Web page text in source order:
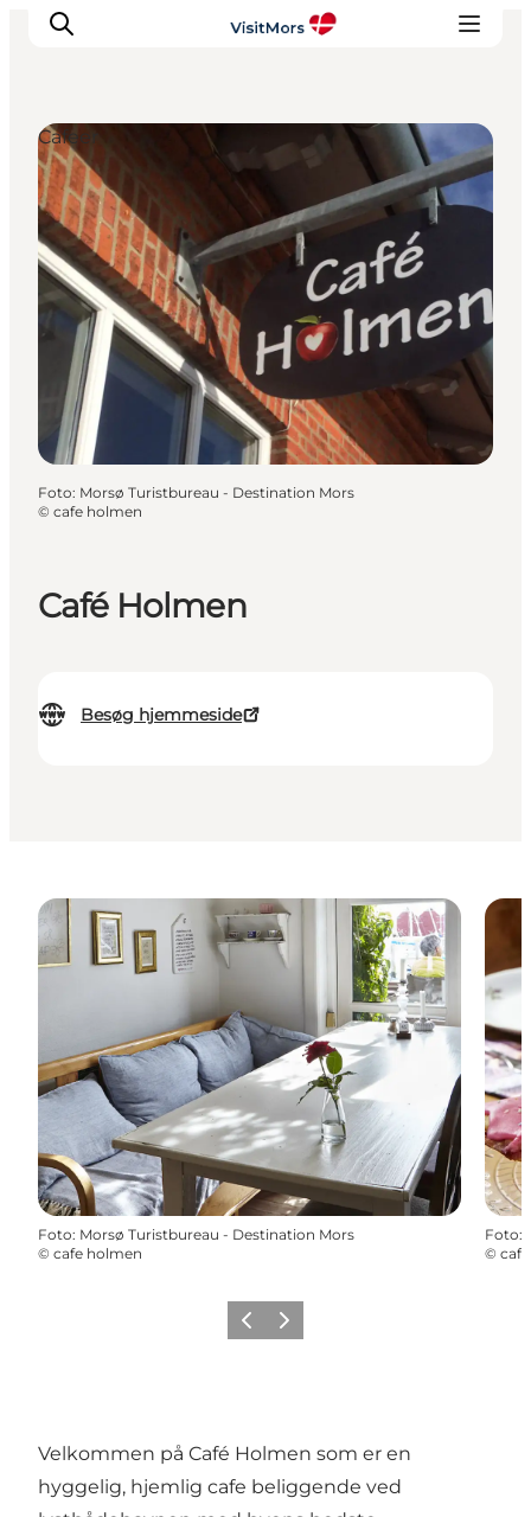
Aktiviteter
Oplevelser
Info om Mors
Overnatning
Pakketure / Ferieophold
Planlæg din tur
Café Holmen
Besøg hjemmeside
Cafeer
Foto: Morsø Turistbureau - Destination Mors
© cafe holmen
Foto: Morsø Turistbureau - Destination Mors
© cafe holmen
Foto:
©
Forrige billede
Næste billede
Velkommen på Café Holmen som er en
hyggelig, hjemlig cafe beliggende ved